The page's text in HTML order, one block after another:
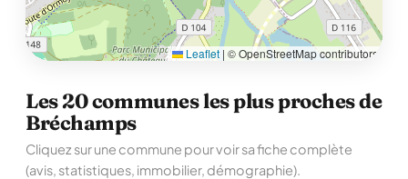
Leaflet | © OpenStreetMap contributors
Les 20 communes les plus proches de
Bréchamps
Cliquez sur une commune pour voir sa fiche complète
(avis, statistiques, immobilier, démographie).